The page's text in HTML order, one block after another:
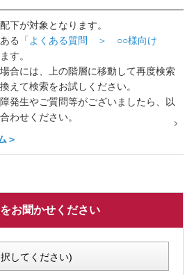
下が対象となります。
る
「よくある質問 ＞ ○○様向け
す。
合には、上の階層に移動して再度検索
えて検索をお試しください。
発生やご質問等がございましたら、以
わせください。
＞
お聞かせください
してください)